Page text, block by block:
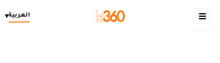
العربية▾